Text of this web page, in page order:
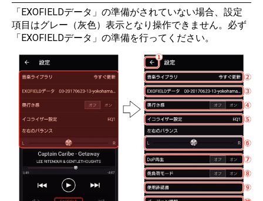
「EXOFIELDデータ」の準備がされていない場合、設定
項目はグレー（灰色）表示となり操作できません。必ず
「EXOFIELDデータ」の準備を行ってください。